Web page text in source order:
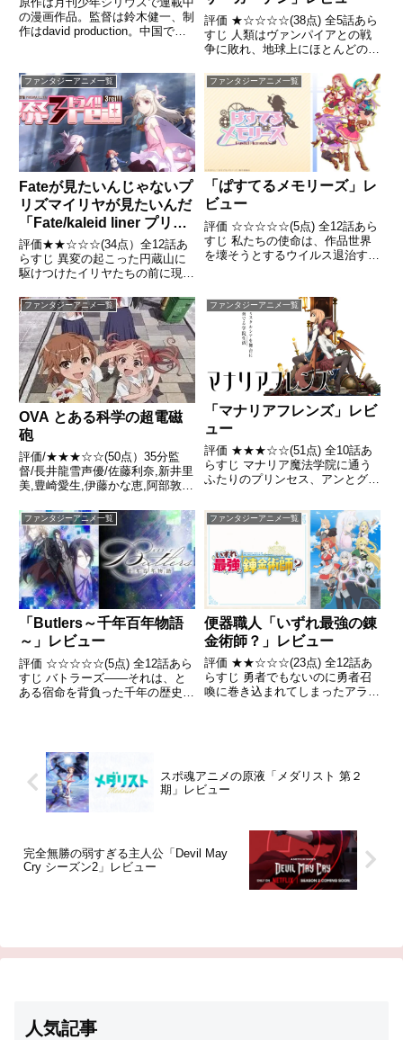
の漫画作品。監督は鈴木健一、制
作はdavid production。中国でも
評価 ★☆☆☆☆(38点) 全5話あら
すじ 人類はヴァンパイアとの戦
争に敗れ、地球上にほとんどの居
ファンタジーアニメ一覧
Fateが見たいんじゃないプ
リズマイリヤが見たいんだ
「Fate/kaleid liner プリズ
マイリヤ ドライ！」レビ
ュー
評価★★☆☆☆(34点）全12話あ
らすじ 異変の起こった円蔵山に
駆けつけたイリヤたちの前に現わ
戦の後、空間が揺らぐ。そして、
動きの後、イリヤが目覚めたの
は、真冬の冬木市――平行世界。
引用 - Wikipedia
ファンタジーアニメ一覧
「ぱすてるメモリーズ」レ
ビュー
評価 ☆☆☆☆☆(5点) 全12話あら
すじ 私たちの使命は、作品世界
を壊そうとするウイルス退治する
と言われたアキハバラも今ではオ
フィス街引用- Wikipedia
ファンタジーアニメ一覧
OVA とある科学の超電磁
砲
評価/★★★☆☆(50点）35分監
督/長井龍雪声優/佐藤利奈,新井里
美,豊崎愛生,伊藤かな恵,阿部敦ほ
こちら あらすじ「幻想御手（レ
ベルアッパー）」事件が解決した
学園都市。事件解決に尽力したと
いう噂が広まり、美...
ファンタジーアニメ一覧
「マナリアフレンズ」レビ
ュー
評価 ★★★☆☆(51点) 全10話あ
らすじ マナリア魔法学院に通う
ふたりのプリンセス、アンとグレ
なや駆け寄るアンとまだ少し打ち
解けない様子のグレア。引用-
ファンタジーアニメ一覧
「Butlers～千年百年物語
～」レビュー
評価 ☆☆☆☆☆(5点) 全12話あら
すじ バトラーズ――それは、と
ある宿命を背負った千年の歴史を
を送っていた。引用- Wikipedia
ファンタジーアニメ一覧
便器職人「いずれ最強の錬
金術師？」レビュー
評価 ★★☆☆☆(23点) 全12話あ
らすじ 勇者でもないのに勇者召
喚に巻き込まれてしまったアラフ
スポ魂アニメの原液「メダリスト 第２
期」レビュー
完全無勝の弱すぎる主人公「Devil May
Cry シーズン2」レビュー
人気記事